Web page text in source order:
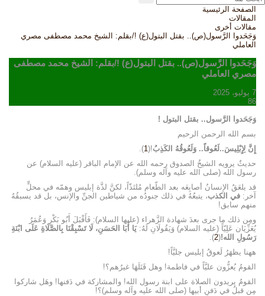
الصفحة الرئيسية
المقالات
مقالات أخرى
وَجَحَدوا الرَّسول(ص).. بقتل البتول(ع) !/بقلم: الشيخ محمد مصطفى مصري
العاملي
وَجَحَدوا الرَّسول(ص).. بقتل البتول(ع) !/بقلم: الشيخ محمد مصطفى
مصري العاملي
7 يوليو، 2025
86
وَجَحَدوا الرَّسول.. بقتل البتول !
بسم الله الرحمن الرحيم
إِنَّ لِإِبْلِيسَ..لَعُوقاً.. وَلَعُوقُهُ الكَذِبُ!(
1
).
حديثٌ يرويه الشيخُ الصدوق رحمه الله عن الإمام الباقر (عليه السلام) عن
رسول الله (صلى الله عليه وآله وسلم).
قد يلعَقُ الإنسانُ أصابِعَه بعد الطّعام مُلتَذّاً، لكنَّ لذَّة إبليس وهمّه في محلٍّ
آخر: في الكذب، يتبعُهُ في ذلك جنودُه من شياطين الجنِّ والإنس، بل قد يسبقُهُ
منهم سابق!
ومِن ذلك ما جرى بعدَ شهادة الزَّهراء (عليها السلام): فَأَقْبَلَ أَبُو بَكْرٍ وَعُمَرُ
يُعَزِّيَان عَلِيّاً (عليه السلام) وَيَقُولَانِ لَهُ:يَا أَبَا الحَسَنِ، لَا تَسْبِقْنَا بِالصَّلَاةِ عَلَى ابْنَةِ
رَسُولِ الله!(
2
).
ههنا يظهَرُ لَعوقُ إبليس جليَّاً!
القومُ يُعزُّون عليَّاً في فاطمة! وهل قَتَلَهَا غيرُهم؟!
القومُ يريدون الصلاة على ابنة رسول الله! والمشاركة في دَفنها! وهَل شاركوا
مِن قبلُ في دَفنِ أبيها (صلى الله عليه وآله وسلم)؟!